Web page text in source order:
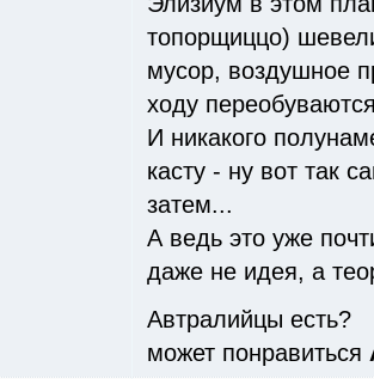
топорщиццо)
мусор, воздушное
ходу
И никакого
касту - ну вот так
затем...
А ведь это уже
даже не идея, а
Автралийцы есть?
может понравиться